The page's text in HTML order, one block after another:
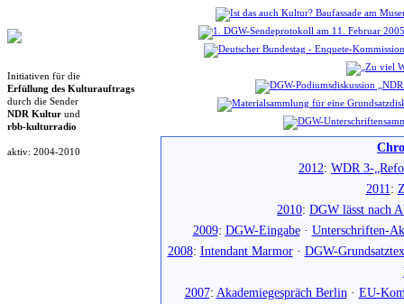
Initiativen für die
Erfüllung des Kulturauftrags
durch die Sender
NDR Kultur und
rbb-kulturradio
aktiv: 2004-2010
2012: WDR 3-
2011:
2010: DGW lässt nach
2009: DGW-Eingabe· Unterschriften-
2008: Intendant Marmor· DGW-
2007: Akademiegespräch Berlin · EU-